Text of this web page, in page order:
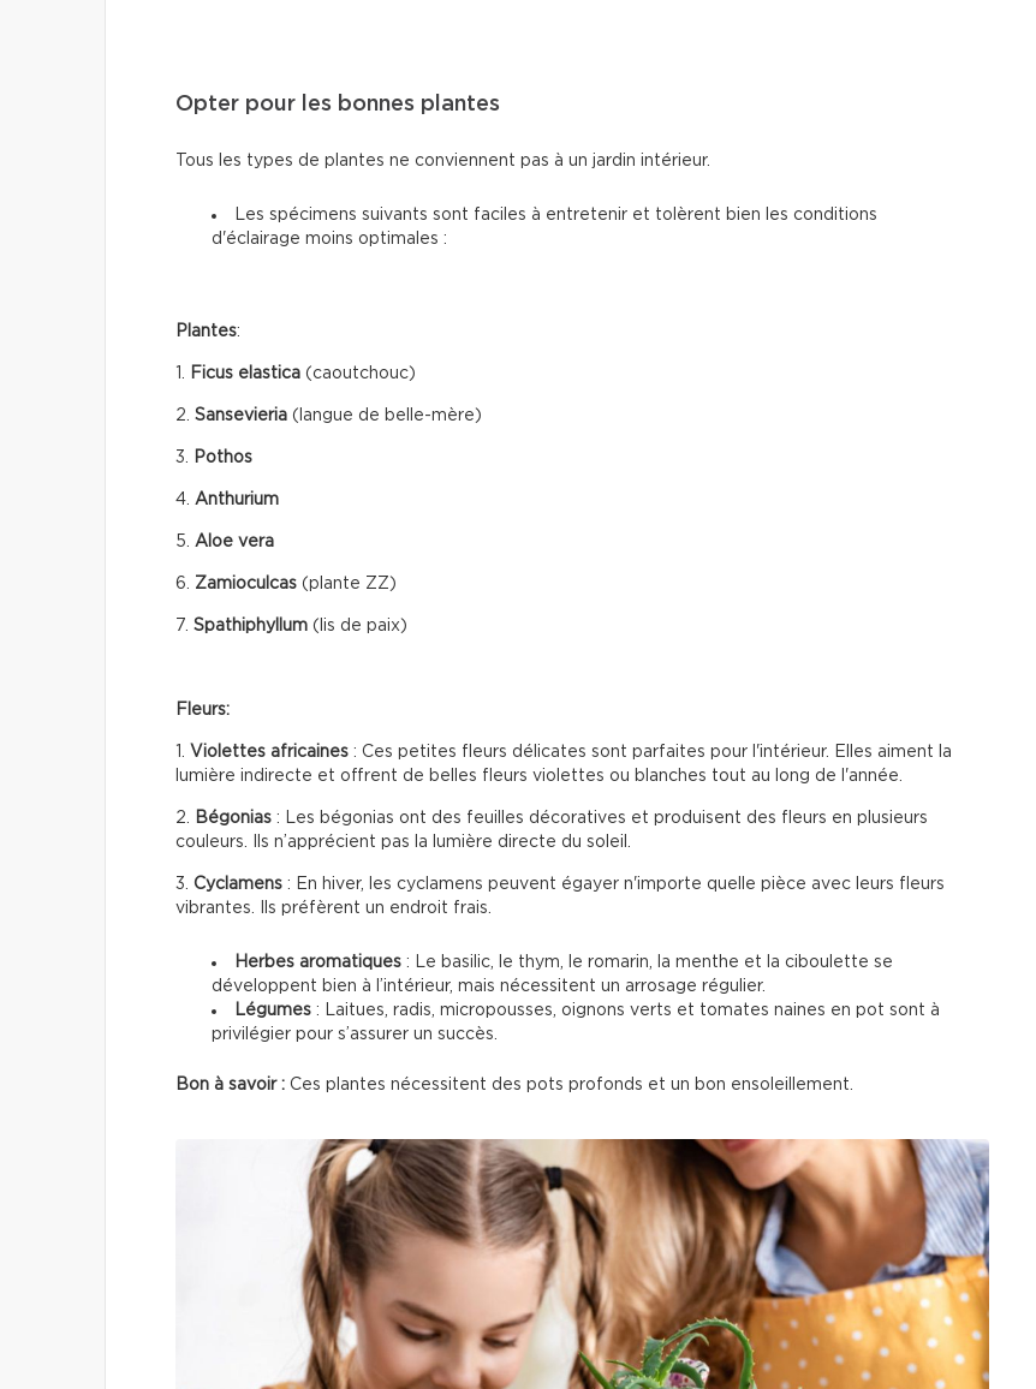
Opter pour les bonnes plantes
Tous les types de plantes ne conviennent pas à un jardin intérieur.
Les spécimens suivants sont faciles à entretenir et tolèrent bien les conditions
d'éclairage moins optimales :
Plantes:
1. Ficus elastica (caoutchouc)
2. Sansevieria (langue de belle-mère)
3. Pothos
4. Anthurium
5. Aloe vera
6. Zamioculcas (plante ZZ)
7. Spathiphyllum (lis de paix)
Fleurs:
1. Violettes africaines : Ces petites fleurs délicates sont parfaites pour l'intérieur. Elles aiment la
lumière indirecte et offrent de belles fleurs violettes ou blanches tout au long de l'année.
2. Bégonias : Les bégonias ont des feuilles décoratives et produisent des fleurs en plusieurs
couleurs. Ils n’apprécient pas la lumière directe du soleil.
3. Cyclamens : En hiver, les cyclamens peuvent égayer n'importe quelle pièce avec leurs fleurs
vibrantes. Ils préfèrent un endroit frais.
Herbes aromatiques : Le basilic, le thym, le romarin, la menthe et la ciboulette se
développent bien à l’intérieur, mais nécessitent un arrosage régulier.
Légumes : Laitues, radis, micropousses, oignons verts et tomates naines en pot sont à
privilégier pour s’assurer un succès.
Bon à savoir : Ces plantes nécessitent des pots profonds et un bon ensoleillement.